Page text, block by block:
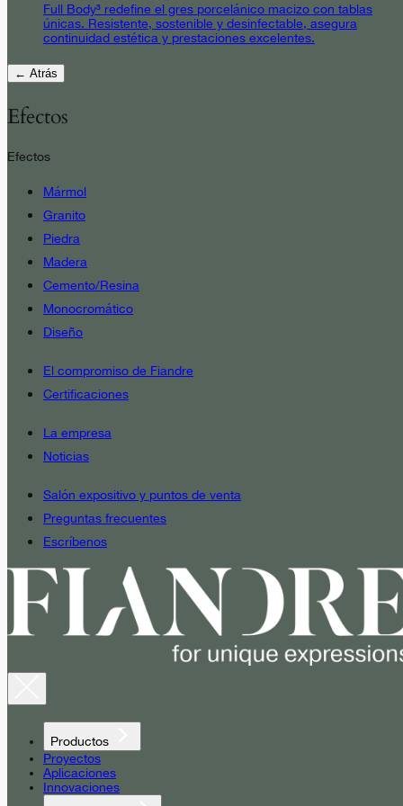
Full Body³ redefine el gres porcelánico macizo con tablas
únicas. Resistente, sostenible y desinfectable, asegura
continuidad estética y prestaciones excelentes.
← Atrás
Efectos
Efectos
Mármol
Granito
Piedra
Madera
Cemento/Resina
Monocromático
Diseño
El compromiso de Fiandre
Certificaciones
La empresa
Noticias
Salón expositivo y puntos de venta
Preguntas frecuentes
Escríbenos
Productos
Proyectos
Aplicaciones
Innovaciones